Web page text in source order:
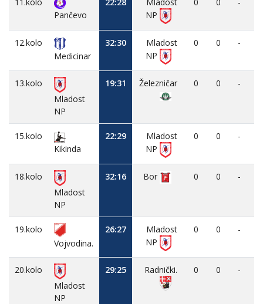
Pančevo
NP
12.kolo
Medicinar
32:30
Mladost
NP
0 0 -
13.kolo
Mladost
NP
19:31 Železničar 0 0 -
15.kolo
Kikinda
22:29
Mladost
NP
0 0 -
18.kolo
Mladost
NP
32:16 Bor 0 0 -
19.kolo
Vojvodina.
26:27
Mladost
NP
0 0 -
20.kolo
Mladost
NP
29:25 Radnički. 0 0 -